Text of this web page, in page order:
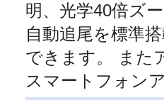
明、光学40倍ズ
自動追尾を標準
できます。 また
スマートフォン